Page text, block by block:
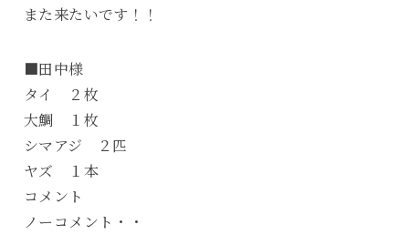
また来たいです！！
■田中様
タイ ２枚
大鯛 １枚
シマアジ ２匹
ヤズ １本
コメント
ノーコメント・・